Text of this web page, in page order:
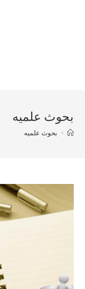
بحوث علميه
> بحوث علميه